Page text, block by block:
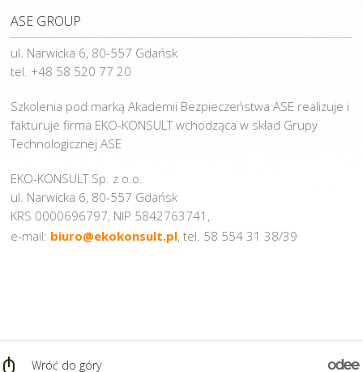
ASE GROUP
ul. Narwicka 6, 80-557 Gdańsk
tel. +48 58 520 77 20
Szkolenia pod marką Akademii Bezpieczeństwa ASE realizuje i
fakturuje firma EKO-KONSULT wchodząca w skład Grupy
Technologicznej ASE
EKO-KONSULT Sp. z o.o.
ul. Narwicka 6, 80-557 Gdańsk
KRS 0000696797, NIP 5842763741,
e-mail: biuro@ekokonsult.pl, tel. 58 554 31 38/39
Wróć do góry